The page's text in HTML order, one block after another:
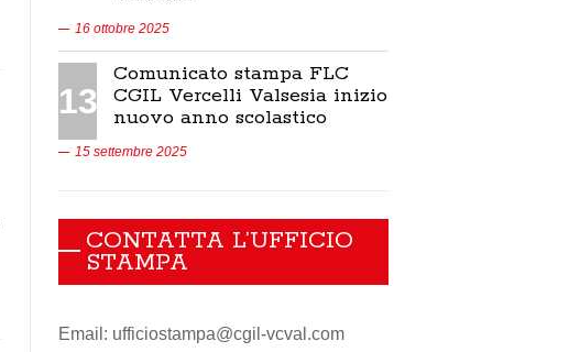
16 ottobre 2025
13
Comunicato stampa FLC
CGIL Vercelli Valsesia inizio
nuovo anno scolastico
15 settembre 2025
CONTATTA L’UFFICIO
STAMPA
Email: ufficiostampa@cgil-vcval.com